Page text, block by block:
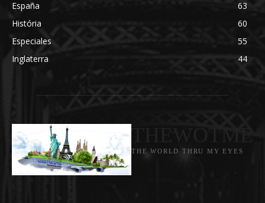
España
63
História
60
Especiales
55
Inglaterra
44
THE WORLD THRU MY EYES